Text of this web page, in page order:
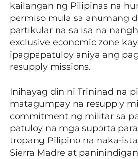
kailangan ng Pilipinas na
permiso mula sa anumang
partikular na sa isa na
exclusive economic zone
ipagpapatuloy aniya ang
resupply missions.
Inihayag din ni Trininad na
matagumpay na resupply
commitment ng militar sa
patuloy na mga suporta
tropang Pilipino na naka-
Sierra Madre at